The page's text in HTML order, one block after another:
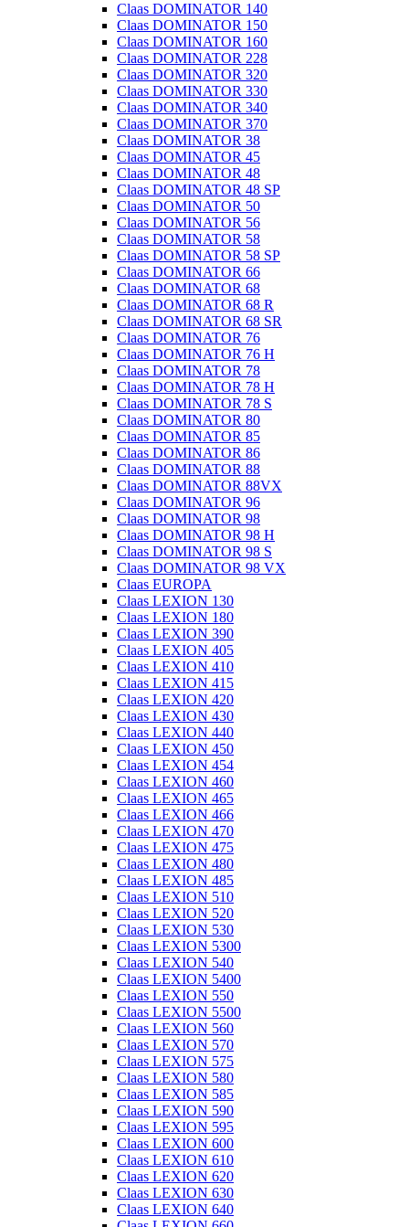
Claas DOMINATOR 140
Claas DOMINATOR 150
Claas DOMINATOR 160
Claas DOMINATOR 228
Claas DOMINATOR 320
Claas DOMINATOR 330
Claas DOMINATOR 340
Claas DOMINATOR 370
Claas DOMINATOR 38
Claas DOMINATOR 45
Claas DOMINATOR 48
Claas DOMINATOR 48 SP
Claas DOMINATOR 50
Claas DOMINATOR 56
Claas DOMINATOR 58
Claas DOMINATOR 58 SP
Claas DOMINATOR 66
Claas DOMINATOR 68
Claas DOMINATOR 68 R
Claas DOMINATOR 68 SR
Claas DOMINATOR 76
Claas DOMINATOR 76 H
Claas DOMINATOR 78
Claas DOMINATOR 78 H
Claas DOMINATOR 78 S
Claas DOMINATOR 80
Claas DOMINATOR 85
Claas DOMINATOR 86
Claas DOMINATOR 88
Claas DOMINATOR 88VX
Claas DOMINATOR 96
Claas DOMINATOR 98
Claas DOMINATOR 98 H
Claas DOMINATOR 98 S
Claas DOMINATOR 98 VX
Claas EUROPA
Claas LEXION 130
Claas LEXION 180
Claas LEXION 390
Claas LEXION 405
Claas LEXION 410
Claas LEXION 415
Claas LEXION 420
Claas LEXION 430
Claas LEXION 440
Claas LEXION 450
Claas LEXION 454
Claas LEXION 460
Claas LEXION 465
Claas LEXION 466
Claas LEXION 470
Claas LEXION 475
Claas LEXION 480
Claas LEXION 485
Claas LEXION 510
Claas LEXION 520
Claas LEXION 530
Claas LEXION 5300
Claas LEXION 540
Claas LEXION 5400
Claas LEXION 550
Claas LEXION 5500
Claas LEXION 560
Claas LEXION 570
Claas LEXION 575
Claas LEXION 580
Claas LEXION 585
Claas LEXION 590
Claas LEXION 595
Claas LEXION 600
Claas LEXION 610
Claas LEXION 620
Claas LEXION 630
Claas LEXION 640